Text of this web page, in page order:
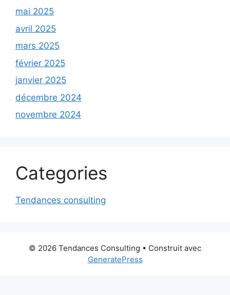
mai 2025
avril 2025
mars 2025
février 2025
janvier 2025
décembre 2024
novembre 2024
Categories
Tendances consulting
© 2026 Tendances Consulting • Construit avec
GeneratePress